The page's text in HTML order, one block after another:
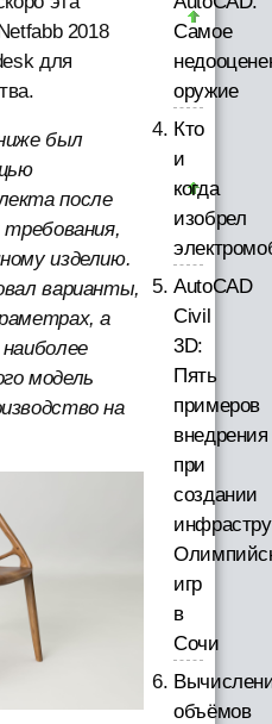
2018
для
был
после
требования,
изделию.
варианты,
а
модель
на
Самое
оружие
Кто
и
когда
изобрел
AutoCAD
Civil
3D:
Пять
примеров
внедрения
при
создании
игр
в
Сочи
объёмов